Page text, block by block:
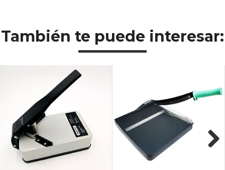
También te puede interesar: